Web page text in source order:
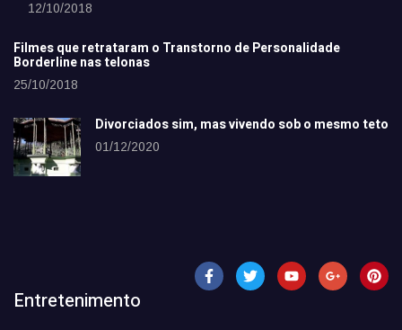
12/10/2018
Filmes que retrataram o Transtorno de Personalidade
Borderline nas telonas
25/10/2018
Divorciados sim, mas vivendo sob o mesmo teto
01/12/2020
Entretenimento